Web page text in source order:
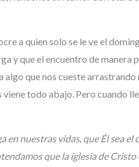
a quien solo se le ve el
y que el encuentro de manera
algo que nos cueste
todo abajo. Pero cuando
nuestras vidas, que Él sea el
que la iglesia de